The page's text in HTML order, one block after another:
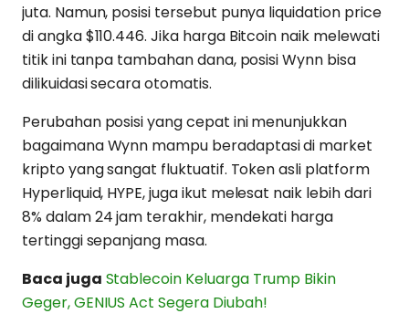
juta. Namun, posisi tersebut punya liquidation price
di angka $110.446. Jika harga Bitcoin naik melewati
titik ini tanpa tambahan dana, posisi Wynn bisa
dilikuidasi secara otomatis.
Perubahan posisi yang cepat ini menunjukkan
bagaimana Wynn mampu beradaptasi di market
kripto yang sangat fluktuatif. Token asli platform
Hyperliquid, HYPE, juga ikut melesat naik lebih dari
8% dalam 24 jam terakhir, mendekati harga
tertinggi sepanjang masa.
Baca juga Stablecoin Keluarga Trump Bikin
Geger, GENIUS Act Segera Diubah!